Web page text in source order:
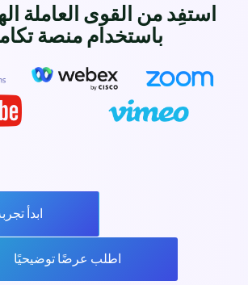
استفِد من القوى العاملة
باستخدام منصة
ابدأ تجربة
اطلب عرضًا توضيحيًا